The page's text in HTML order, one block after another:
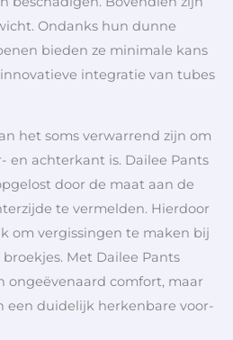
Ondanks hun dunne
bieden ze minimale kans
integratie van tubes
het soms verwarrend zijn om
en achterkant is. Dailee Pants
door de maat aan de
te vermelden. Hierdoor
om vergissingen te maken bij
Met Dailee Pants
ongeëvenaard comfort, maar
een duidelijk herkenbare voor-